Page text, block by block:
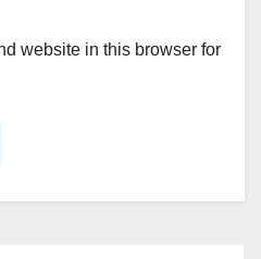
website in this browser for